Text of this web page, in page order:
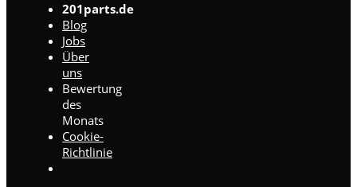
201parts.de
Blog
Jobs
Über
uns
Bewertung
des
Monats
Cookie-
Richtlinie